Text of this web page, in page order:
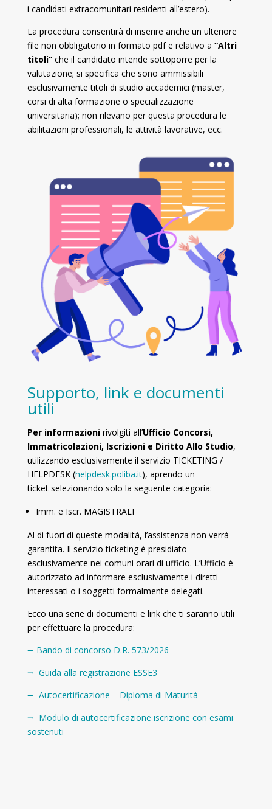
i candidati extracomunitari residenti all’estero).
La procedura consentirà di inserire anche un ulteriore
file non obbligatorio in formato pdf e relativo a “Altri
titoli”che il candidato intende sottoporre per la
valutazione; si specifica che sono ammissibili
esclusivamente titoli di studio accademici (master,
corsi di alta formazione o specializzazione
universitaria); non rilevano per questa procedura le
abilitazioni professionali, le attività lavorative, ecc.
Supporto, link e documenti
utili
Per informazionirivolgiti all’Ufficio Concorsi,
Immatricolazioni, Iscrizioni e Diritto Allo Studio,
utilizzando esclusivamente il servizio TICKETING /
HELPDESK (helpdesk.poliba.it), aprendo un
ticket selezionando solo la seguente categoria:
Imm. e Iscr. MAGISTRALI
Al di fuori di queste modalità, l’assistenza non verrà
garantita. Il servizio ticketing è presidiato
esclusivamente nei comuni orari di ufficio. L’Ufficio è
autorizzato ad informare esclusivamente i diretti
interessati o i soggetti formalmente delegati.
Ecco una serie di documenti e link che ti saranno utili
per effettuare la procedura:
⭢ Bando di concorso D.R. 573/2026
⭢ Guida alla registrazione ESSE3
⭢ Autocertificazione – Diploma di Maturità
⭢ Modulo di autocertificazione iscrizione con esami
sostenuti